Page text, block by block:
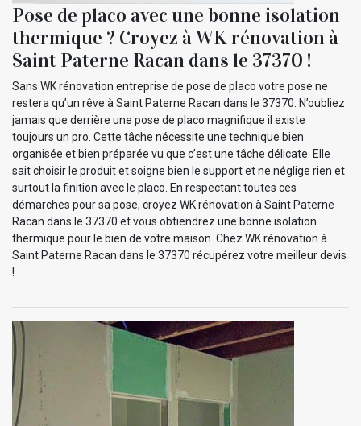
Pose de placo avec une bonne isolation
thermique ? Croyez à WK rénovation à
Saint Paterne Racan dans le 37370 !
Sans WK rénovation entreprise de pose de placo votre pose ne
restera qu’un rêve à Saint Paterne Racan dans le 37370. N’oubliez
jamais que derrière une pose de placo magnifique il existe
toujours un pro. Cette tâche nécessite une technique bien
organisée et bien préparée vu que c’est une tâche délicate. Elle
sait choisir le produit et soigne bien le support et ne néglige rien et
surtout la finition avec le placo. En respectant toutes ces
démarches pour sa pose, croyez WK rénovation à Saint Paterne
Racan dans le 37370 et vous obtiendrez une bonne isolation
thermique pour le bien de votre maison. Chez WK rénovation à
Saint Paterne Racan dans le 37370 récupérez votre meilleur devis
!